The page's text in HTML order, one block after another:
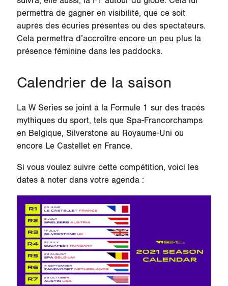
permettra de gagner en visibilité, que ce soit
auprès des écuries présentes ou des spectateurs.
Cela permettra d’accroître encore un peu plus la
présence féminine dans les paddocks.
Calendrier de la saison
La W Series se joint à la Formule 1 sur des tracés
mythiques du sport, tels que Spa-Francorchamps
en Belgique, Silverstone au Royaume-Uni ou
encore Le Castellet en France.
Si vous voulez suivre cette compétition, voici les
dates à noter dans votre agenda :